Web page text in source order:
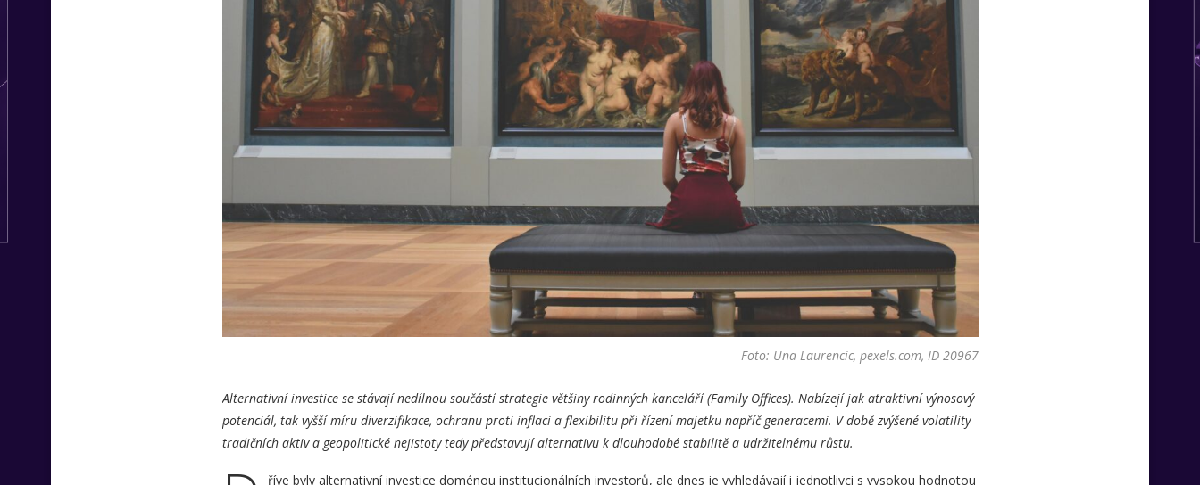
Foto: Una Laurencic, pexels.com, ID 20967
Alternativní investice se stávají nedílnou součástí strategie většiny rodinných kanceláří (Family Offices). Nabízejí jak atraktivní výnosový
potenciál, tak vyšší míru diverzifikace, ochranu proti inflaci a flexibilitu při řízení majetku napříč generacemi. V době zvýšené volatility
tradičních aktiv a geopolitické nejistoty tedy představují alternativu k dlouhodobé stabilitě a udržitelnému růstu.
říve byly alternativní investice doménou institucionálních investorů, ale dnes je vyhledávají i jednotlivci s vysokou hodnotou